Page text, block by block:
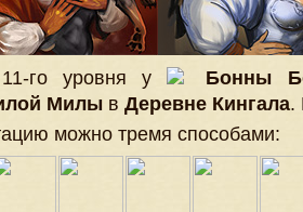
го уровня у
Бонны
Милы в Деревне Кингала.
можно тремя способами: